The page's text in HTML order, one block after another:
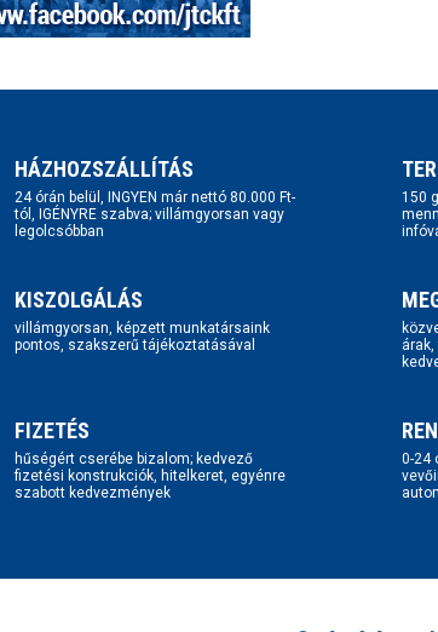
HÁZHOZSZÁLLÍTÁS
24 órán belül, INGYEN már nettó 80.000 Ft-
tól, IGÉNYRE szabva; villámgyorsan vagy
legolcsóbban
150
KISZOLGÁLÁS
villámgyorsan, képzett munkatársaink
pontos, szakszerű tájékoztatásával
FIZETÉS
hűségért cserébe bizalom; kedvező
fizetési konstrukciók, hitelkeret, egyénre
szabott kedvezmények
0-24